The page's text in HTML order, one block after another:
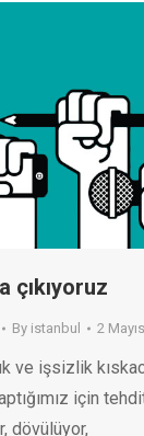
çıkıyoruz
By istanbul 2
ve işsizlik
için
dövülüyor,